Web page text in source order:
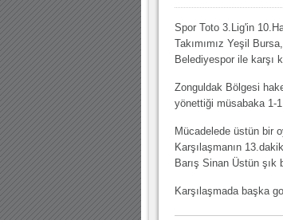
30.12.2022 18:00 |Hoş geldin
12.10.2025 17:30 |
08.01.2024 19:01 |Hoş geldin
Spor Toto 3.Lig'in
Takımımız Yeşil
Belediyespor ile karşı
Zonguldak Bölgesi
yönettiği müsabaka 1-
Mücadelede üstün bir
Karşılaşmanın
Barış Sinan Üstün
Karşılaşmada başka